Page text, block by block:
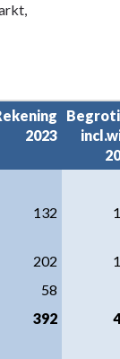
2023
132
202
58
392